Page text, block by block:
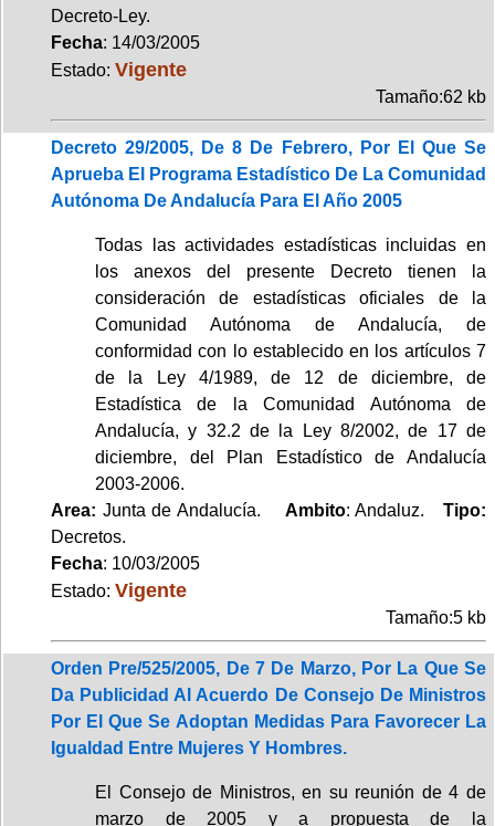
Decreto-Ley.
Fecha: 14/03/2005
Estado: Vigente
Tamaño:62 kb
Decreto 29/2005, De 8 De Febrero, Por El Que Se
Aprueba El Programa Estadístico De La Comunidad
Autónoma De Andalucía Para El Año 2005
Todas las actividades estadísticas incluidas en
los anexos del presente Decreto tienen la
consideración de estadísticas oficiales de la
Comunidad Autónoma de Andalucía, de
conformidad con lo establecido en los artículos 7
de la Ley 4/1989, de 12 de diciembre, de
Estadística de la Comunidad Autónoma de
Andalucía, y 32.2 de la Ley 8/2002, de 17 de
diciembre, del Plan Estadístico de Andalucía
2003-2006.
Area: Junta de Andalucía. Ambito: Andaluz.Tipo:
Decretos.
Fecha: 10/03/2005
Estado: Vigente
Tamaño:5 kb
Orden Pre/525/2005, De 7 De Marzo, Por La Que Se
Da Publicidad Al Acuerdo De Consejo De Ministros
Por El Que Se Adoptan Medidas Para Favorecer La
Igualdad Entre Mujeres Y Hombres.
El Consejo de Ministros, en su reunión de 4 de
marzo de 2005 y a propuesta de la